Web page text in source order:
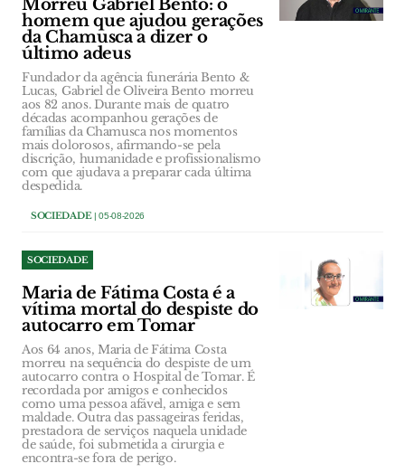
Morreu Gabriel Bento: o
homem que ajudou gerações
da Chamusca a dizer o
último adeus
Fundador da agência funerária Bento &
Lucas, Gabriel de Oliveira Bento morreu
aos 82 anos. Durante mais de quatro
décadas acompanhou gerações de
famílias da Chamusca nos momentos
mais dolorosos, afirmando-se pela
discrição, humanidade e profissionalismo
com que ajudava a preparar cada última
despedida.
SOCIEDADE| 05-08-2026
SOCIEDADE
Maria de Fátima Costa é a
vítima mortal do despiste do
autocarro em Tomar
Aos 64 anos, Maria de Fátima Costa
morreu na sequência do despiste de um
autocarro contra o Hospital de Tomar. É
recordada por amigos e conhecidos
como uma pessoa afável, amiga e sem
maldade. Outra das passageiras feridas,
prestadora de serviços naquela unidade
de saúde, foi submetida a cirurgia e
encontra-se fora de perigo.